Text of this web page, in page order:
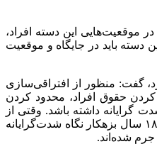
موقعیت‌هایی این دسته افراد،
باید در جایگاه و موقعیت
گفت: منظور از افتراقی‌سازی
حقوق افراد، محدود کردن
گرایانه داشته باشد. وقتی از
تخصصی‌سازی صحبت می‌کنیم، نگاه به اطفال و نوجوانان، چه بزهکار و چه بزه دیده، باید از نوع مداراگرایی و حمایت نسبت به آن‌ها باشد. قرار نیست ما نسبت به افراد زیر ۱۸ سال بزهکار نگاه شدت‌گرایانه
شده‌اند.